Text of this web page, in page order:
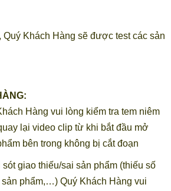
Khách Hàng sẽ được test các sản
Hàng vui lòng kiểm tra tem niêm
lại video clip từ khi bắt đầu mở
bên trong không bị cắt đoạn
giao thiếu/sai sản phẩm (thiếu số
phẩm,…) Quý Khách Hàng vui